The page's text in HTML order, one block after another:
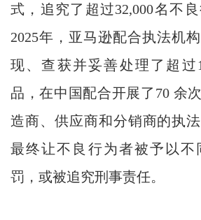
式，追究了超过32,000名不良
2025年，亚马逊配合执法机
现、查获并妥善处理了超过
品，在中国配合开展了70 余
造商、供应商和分销商的执
最终让不良行为者被予以不
罚，或被追究刑事责任。